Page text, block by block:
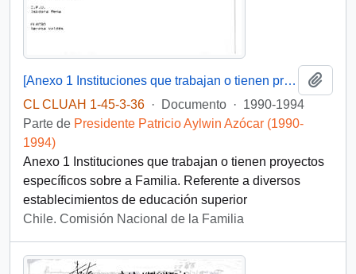
[Anexo 1 Instituciones que trabajan o tienen proyectos específicos sobre a Familia]
CL CLUAH 1-45-3-36 · Documento · 1990-1994
Parte de Presidente Patricio Aylwin Azócar (1990-
1994)
Anexo 1 Instituciones que trabajan o tienen proyectos
específicos sobre a Familia. Referente a diversos
establecimientos de educación superior
Chile. Comisión Nacional de la Familia